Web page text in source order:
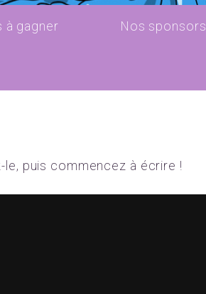
à gagner Nos sponsors
puis commencez à écrire !